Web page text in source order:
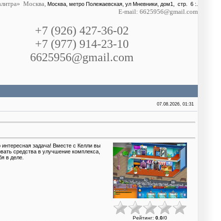
Москва, Москва, метро Полежаевская, ул Мневники, дом1, стр. 6 :.
E-mail: 6625956@gmail.com
+7 (926) 427-36-02
+7 (977) 914-23-10
6625956@gmail.com
07.08.2026, 01:31
задача! Вместе с Келли вы
средства в улучшение комплекса,
в деле.
Рейтинг: 0.0/0